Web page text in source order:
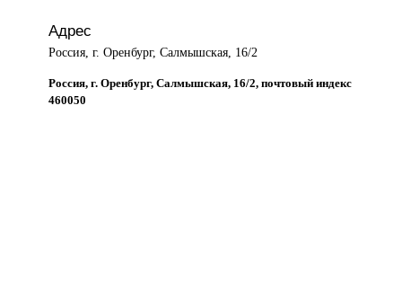
Адрес
Россия, г. Оренбург, Салмышская, 16/2
Россия, г. Оренбург, Салмышская, 16/2, почтовый индекс
460050